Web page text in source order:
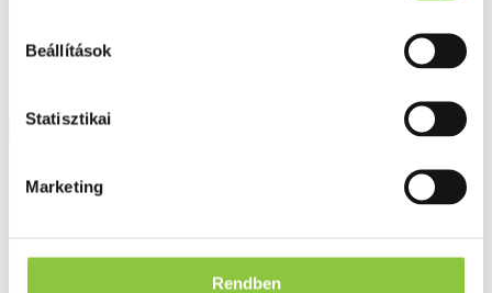
Beállítások
Statisztikai
Marketing
Rendben
Könyvek
db